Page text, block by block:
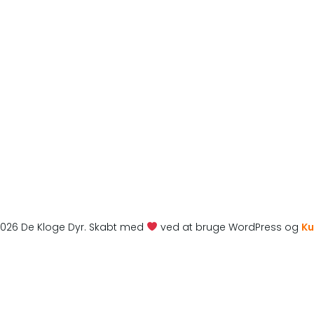
De Kloge Dyr. Skabt med ved at bruge WordPress og